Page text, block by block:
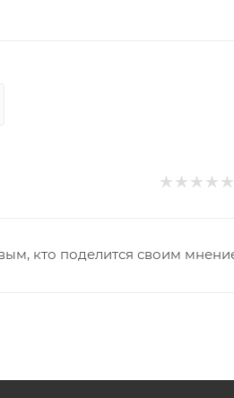
кто поделится своим